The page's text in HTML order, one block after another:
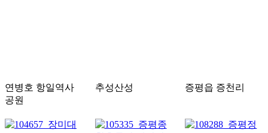
연병호 항일역사
공원
추성산성 증평읍 증천리